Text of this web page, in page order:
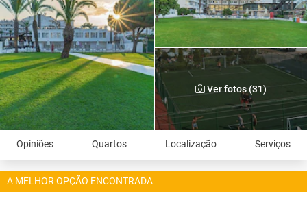
Ver fotos (31)
Opiniões Quartos Localização Serviços
A MELHOR OPÇÃO ENCONTRADA